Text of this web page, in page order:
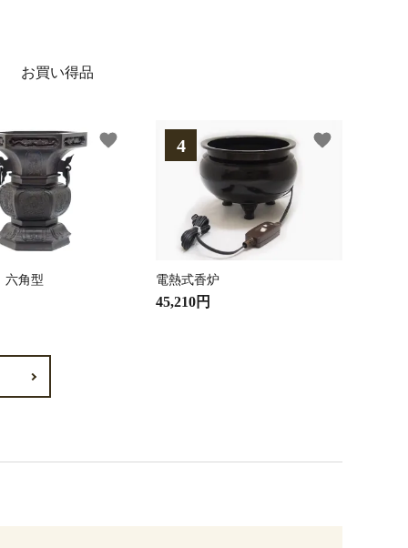
お買い得品
角型
favorite
電熱式香炉
45,210円
favorite